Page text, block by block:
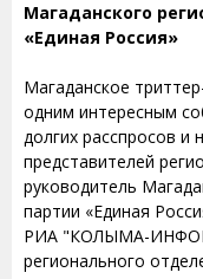
Магаданского
«Единая Россия»
Магаданское
одним интересным
долгих расспросов и
представителей
руководитель
партии «Единая
РИА "КОЛЫМА-
регионального